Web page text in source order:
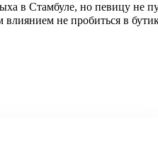
в Стамбуле, но певицу не
не пробиться в